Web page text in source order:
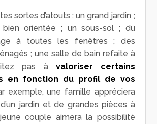
sortes d’atouts : un grand jardin ;
bien orientée ; un sous-sol ; du
à toutes les fenêtres ; des
; une salle de bain refaite à
pas à valoriser certains
en fonction du profil de vos
exemple, une famille appréciera
jardin et de grandes pièces à
couple aimera la possibilité